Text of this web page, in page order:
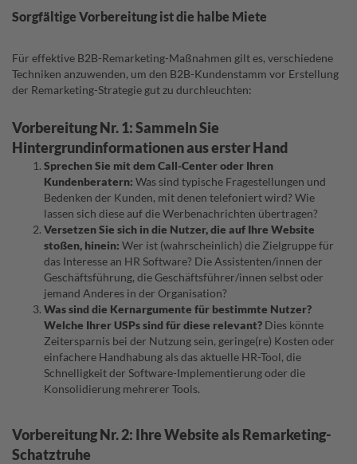
Sorgfältige Vorbereitung ist die halbe Miete
Für effektive B2B-Remarketing-Maßnahmen gilt es, verschiedene
Techniken anzuwenden, um den B2B-Kundenstamm vor Erstellung
der Remarketing-Strategie gut zu durchleuchten:
Vorbereitung Nr. 1: Sammeln Sie
Hintergrundinformationen aus erster Hand
Sprechen Sie mit dem Call-Center oder Ihren
Kundenberatern: Was sind typische Fragestellungen und
Bedenken der Kunden, mit denen telefoniert wird? Wie
lassen sich diese auf die Werbenachrichten übertragen?
Versetzen Sie sich in die Nutzer, die auf Ihre Website
stoßen, hinein: Wer ist (wahrscheinlich) die Zielgruppe für
das Interesse an HR Software? Die Assistenten/innen der
Geschäftsführung, die Geschäftsführer/innen selbst oder
jemand Anderes in der Organisation?
Was sind die Kernargumente für bestimmte Nutzer?
Welche Ihrer USPs sind für diese relevant? Dies könnte
Zeitersparnis bei der Nutzung sein, geringe(re) Kosten oder
einfachere Handhabung als das aktuelle HR-Tool, die
Schnelligkeit der Software-Implementierung oder die
Konsolidierung mehrerer Tools.
Vorbereitung Nr. 2: Ihre Website als Remarketing-
Schatztruhe